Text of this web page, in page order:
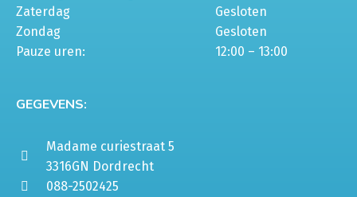
Zaterdag
Gesloten
Zondag
Gesloten
Pauze uren:
12:00 – 13:00
GEGEVENS:
Madame curiestraat 5
3316GN Dordrecht
088-2502425